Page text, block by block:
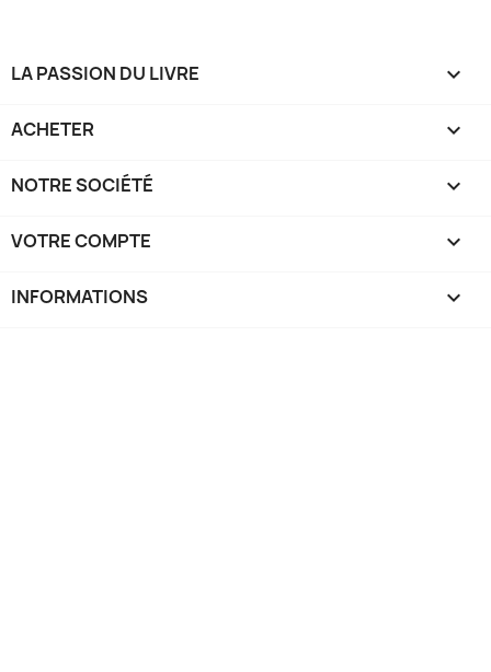
LA PASSION DU LIVRE 
ACHETER 
NOTRE SOCIÉTÉ 
VOTRE COMPTE 
INFORMATIONS keyboard_arrow_down